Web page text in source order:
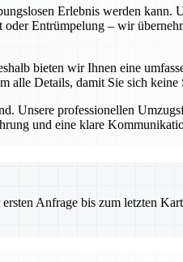
Erlebnis werden kann.
Entrümpelung – wir
bieten wir Ihnen eine
alle Details, damit Sie sich keine
Unsere professionellen
und eine klare
Anfrage bis zum letzten